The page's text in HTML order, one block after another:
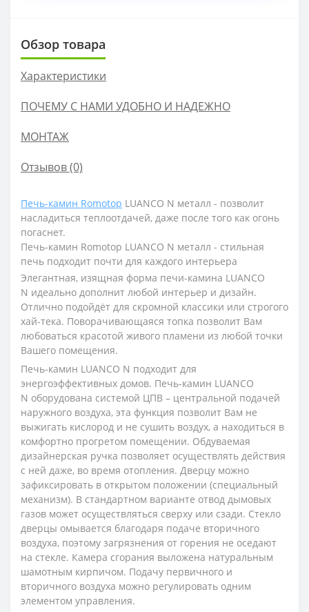
Обзор товара
Характеристики
ПОЧЕМУ С НАМИ УДОБНО И НАДЕЖНО
МОНТАЖ
Отзывов (0)
Печь-камин Romotop LUANCO N металл - позволит
насладиться теплоотдачей, даже после того как огонь
погаснет.
Печь-камин Romotop LUANCO N металл - стильная
печь подходит почти для каждого интерьера
Элегантная, изящная форма печи-камина LUANCO
N идеально дополнит любой интерьер и дизайн.
Отлично подойдёт для скромной классики или строгого
хай-тека. Поворачивающаяся топка позволит Вам
любоваться красотой живого пламени из любой точки
Вашего помещения.
Печь-камин LUANCO N подходит для
энергоэффективных домов. Печь-камин LUANCO
N оборудована системой ЦПВ – центральной подачей
наружного воздуха, эта функция позволит Вам не
выжигать кислород и не сушить воздух, а находиться в
комфортно прогретом помещении. Обдуваемая
дизайнерская ручка позволяет осуществлять действия
с ней даже, во время отопления. Дверцу можно
зафиксировать в открытом положении (специальный
механизм). В стандартном варианте отвод дымовых
газов может осуществляться сверху или сзади. Стекло
дверцы омывается благодаря подаче вторичного
воздуха, поэтому загрязнения от горения не оседают
на стекле. Камера сгорания выложена натуральным
шамотным кирпичом. Подачу первичного и
вторичного воздуха можно регулировать одним
элементом управления.